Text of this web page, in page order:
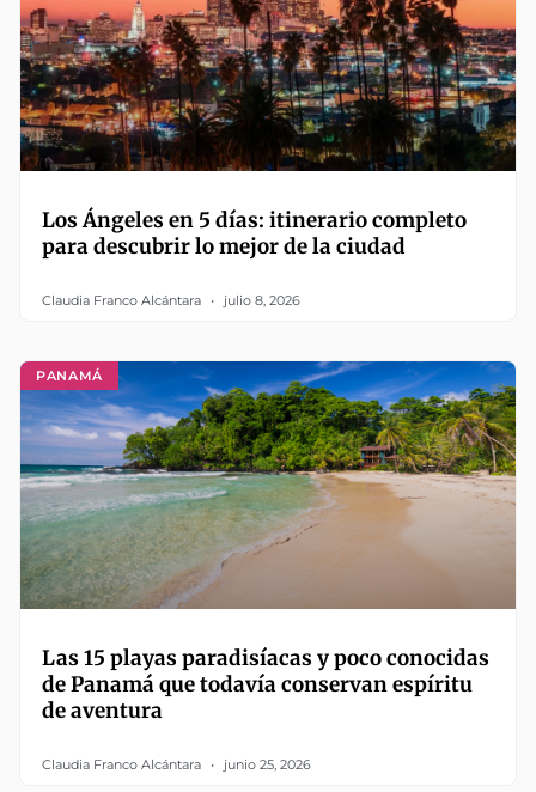
Los Ángeles en 5 días: itinerario completo
para descubrir lo mejor de la ciudad
Claudia Franco Alcántara julio 8, 2026
PANAMÁ
Las 15 playas paradisíacas y poco conocidas
de Panamá que todavía conservan espíritu
de aventura
Claudia Franco Alcántara junio 25, 2026